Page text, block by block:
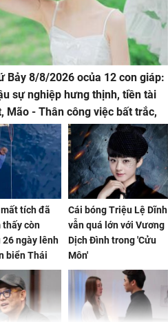
Bảy 8/8/2026 ocủa 12 con giáp:
sự nghiệp hưng thịnh, tiền tài
Mão - Thân công việc bất trắc,
tật mang
tích đã
còn
26 ngày lênh
biển Thái
Cái bóng Triệu Lệ Dĩnh
vẫn quá lớn với Vương
Dịch Đình trong 'Cửu
Môn'